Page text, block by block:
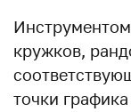
кружков,
точки